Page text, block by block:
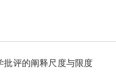
评的阐释尺度与限度